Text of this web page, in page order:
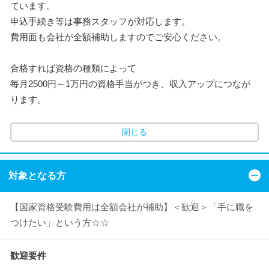
ています。
申込手続き等は事務スタッフが対応します。
費用面も会社が全額補助しますのでご安心ください。
合格すれば資格の種類によって
毎月2500円～1万円の資格手当がつき、収入アップにつなが
ります。
閉じる
対象となる方
【国家資格受験費用は全額会社が補助】＜歓迎＞「手に職を
つけたい」という方☆☆
歓迎要件